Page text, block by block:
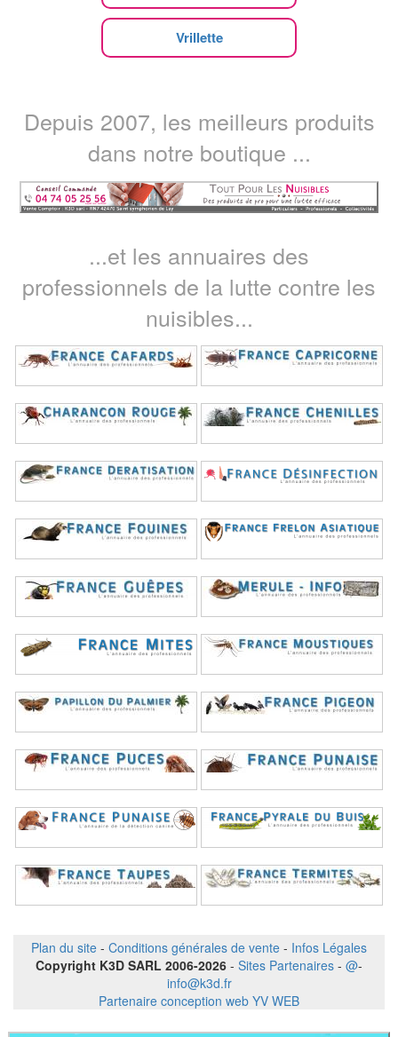
Vrillette
Depuis 2007, les meilleurs produits
dans notre boutique ...
...et les annuaires des
professionnels de la lutte contre les
nuisibles...
Plan du site - Conditions générales de vente - Infos Légales
Copyright K3D SARL 2006-2026 - Sites Partenaires - @-
info@k3d.fr
Partenaire conception web YV WEB